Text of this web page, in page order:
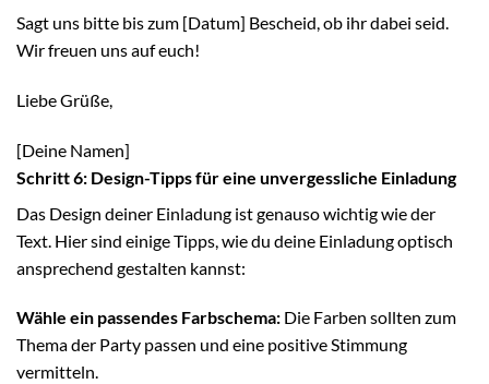
Sagt uns bitte bis zum [Datum] Bescheid, ob ihr dabei seid.
Wir freuen uns auf euch!
Liebe Grüße,
[Deine Namen]
Schritt 6: Design-Tipps für eine unvergessliche Einladung
Das Design deiner Einladung ist genauso wichtig wie der
Text. Hier sind einige Tipps, wie du deine Einladung optisch
ansprechend gestalten kannst:
Wähle ein passendes Farbschema: Die Farben sollten zum
Thema der Party passen und eine positive Stimmung
vermitteln.